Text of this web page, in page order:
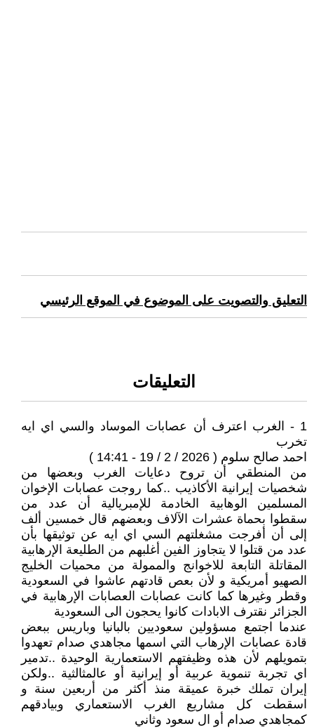
التعليق والتصويت على الموضوع في الموقع الرئيسي
التعليقات
1 - الغرب اعترف أن عصابات الموساد والسي اي ايه
تخرب
احمد صالح سلوم ( 2026 / 2 / 19 - 14:41 )
من المنطقي أن تروح دعايات الغرب وبعضها من
شخصيات إيرانية الأكاذيب ..كما روجت عصابات الإخوان
المسلمين الوهابية الخادمة للإمبريالية أن عدد من
سقطوا بحماة عشرات الآلاف وبعضهم قال خمسين ألف
إلى أن أفرجت مشغلتهم السي اي ايه عن توثيقها بأن
عدد من قتلوا لا يتجاوز الفين أغلبهم من الطليعة الإرهابية
المقاتلة التابعة للاخوانج والممولة من محميات الخليج
الصهيو أمريكية و لأن بعص قادتهم عاشوا في السعودية
وقطر وغيرها كما كانت عصابات العصابات الإرهابية في
الجزائر نقترف الابادات كانوا يحجون الى السعودية
عندما اجتمع مسؤولين سعوديين بالبانيا وباريس ببعض
قادة عصابات الإرهاب التي اسمها مجاهدي صدام تعهدوا
بتمويلهم لأن هذه وظيفتهم الاستعمارية الوحيدة ..تدمير
اي تجربة تنموية عربية أو إيرانية أو عالمثالثية ..ولكن
إيران تملك خبرة عميقة منذ أكثر من أربعين سنة و
اسقطت كل مشاريع الغرب الاستعماري وبيادقهم
كمجاهدي صدام أو ال سعود وثاني